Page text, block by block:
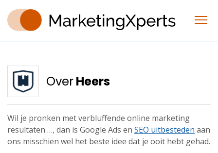
OverHeers
Wil je pronken met verbluffende online marketing
resultaten …, dan is Google Ads en SEO uitbesteden aan
ons misschien wel het beste idee dat je ooit hebt gehad.